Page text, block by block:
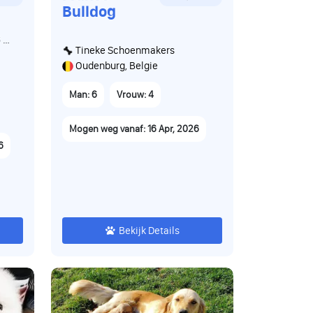
Bulldog
Tineke Schoenmakers
Oudenburg, Belgie
Man: 6 Vrouw: 4
Mogen weg vanaf: 16 Apr, 2026
Bekijk Details